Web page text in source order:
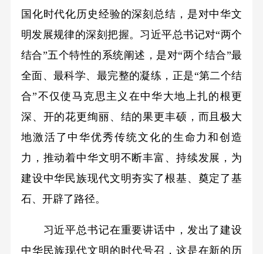
国化时代化历史经验的深刻总结，是对中华文
明发展规律的深刻把握。习近平总书记对“两个
结合”五个特性的系统阐述，是对“两个结合”最
全面、最科学、最完整的凝练，正是“第二个结
合”不仅使马克思主义在中华大地上扎的根更
深、开的花更绚丽、结的果更丰硕，而且极大
地激活了中华优秀传统文化的生命力和创造
力，推动着中华文明不断丰富、持续发展，为
建设中华民族现代文明夯实了根基、奠定了基
石、开辟了路径。
习近平总书记在重要讲话中，发出了建设
中华民族现代文明的时代号召，这是在新的历